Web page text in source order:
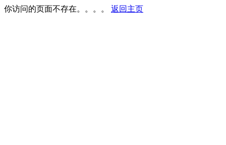
你访问的页面不存在。。。。 返回主页